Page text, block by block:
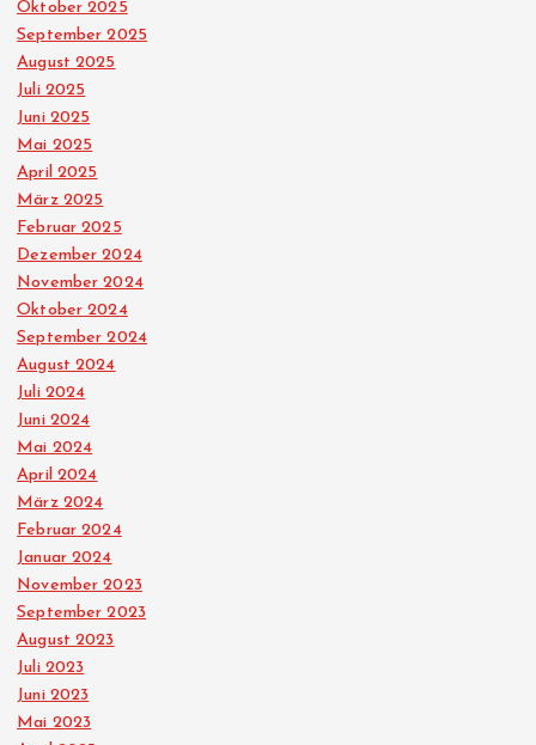
Oktober 2025
September 2025
August 2025
Juli 2025
Juni 2025
Mai 2025
April 2025
März 2025
Februar 2025
Dezember 2024
November 2024
Oktober 2024
September 2024
August 2024
Juli 2024
Juni 2024
Mai 2024
April 2024
März 2024
Februar 2024
Januar 2024
November 2023
September 2023
August 2023
Juli 2023
Juni 2023
Mai 2023